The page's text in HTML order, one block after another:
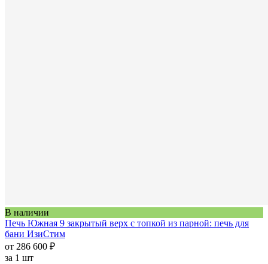
В наличии
Печь Южная 9 закрытый верх с топкой из парной: печь для
бани ИзиСтим
от 286 600 ₽
за 1 шт